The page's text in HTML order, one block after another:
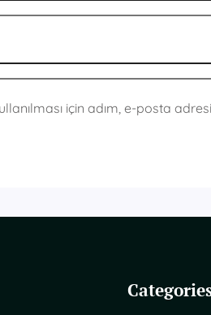
için adım, e-posta